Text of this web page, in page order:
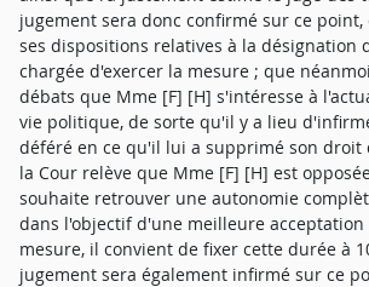
jugement sera donc confirmé sur ce point,
ses dispositions relatives à la désignation
chargée d'exercer la mesure ; que
débats que Mme [F] [H] s'intéresse à
vie politique, de sorte qu'il y a lieu
déféré en ce qu'il lui a supprimé son droit
la Cour relève que Mme [F] [H] est
souhaite retrouver une autonomie
dans l'objectif d'une meilleure acceptation
mesure, il convient de fixer cette durée à
jugement sera également infirmé sur ce